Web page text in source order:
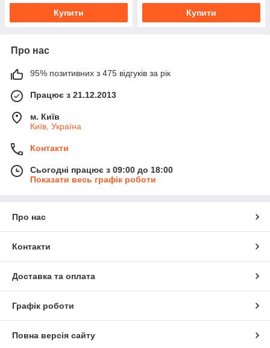
Купити Купити
Про нас
95% позитивних з 475 відгуків за рік
Працює з 21.12.2013
м. Київ
Київ, Україна
Контакти
Сьогодні працює з 09:00 до 18:00
Показати весь графік роботи
Про нас
Контакти
Доставка та оплата
Графік роботи
Повна версія сайту